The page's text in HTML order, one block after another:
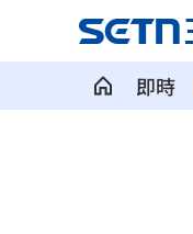
即時